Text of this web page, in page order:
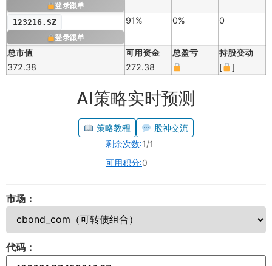
登录跟单
123216.SZ
登录跟单
91% 0% 0
总市值 可用资金 总盈亏
持股变动
372.38
272.38 [ ]
AI策略实时预测
策略教程
股神交流
剩余次数:1/1
可用积分:0
市场：
代码：